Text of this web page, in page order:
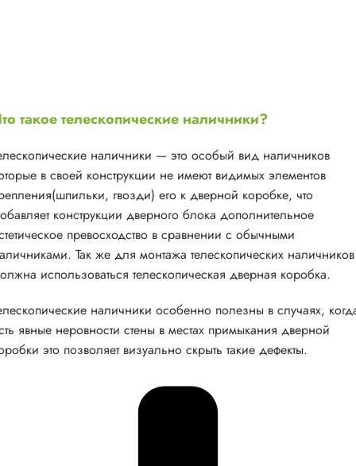
такое телескопические наличники?
наличники — это особый вид наличников
в своей конструкции не имеют видимых элементов
гвозди) его к дверной коробке, что
конструкции дверного блока дополнительное
превосходство в сравнении с обычными
Так же для монтажа телескопических наличников
использоваться телескопическая дверная коробка.
наличники особенно полезны в случаях,
явные неровности стены в местах примыкания дверной
это позволяет визуально скрыть такие дефекты.